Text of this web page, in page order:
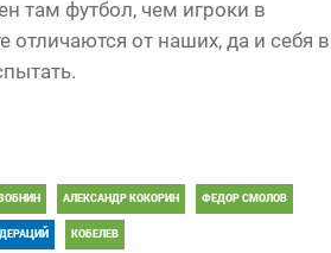
там футбол, чем игроки в
отличаются от наших, да и себя в
АЛЕКСАНДР КОКОРИН ФЕДОР СМОЛОВ
КОБЕЛЕВ